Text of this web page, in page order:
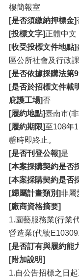
樓簡報室
[是否須繳納押標金]
[投標文字]正體中文
[收受投標文件地點]
區公所社會及行政課
[是否依據採購法第
[是否於招標文件載
庇護工場]否
[履約地點]臺南市(
[履約期限]至108年
罄時即終止。
[是否刊登公報]是
[本案採購契約是否
[本案採購契約是否
[歸屬計畫類別]非屬
[廠商資格摘要]
1.園藝服務業(行業
營造業(代號
[是否訂有與履約能
[附加說明]
1.自公告招標之日